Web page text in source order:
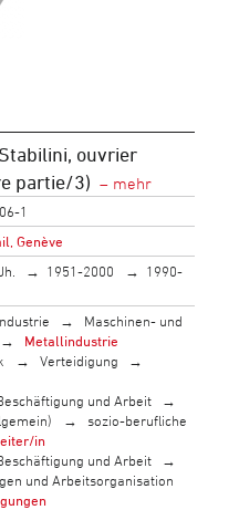
ouvrier
partie/3)
1
Genève
1951-2000
1990-
Maschinen- und
Metallindustrie
Verteidigung
und Arbeit
sozio-berufliche
in
und Arbeit
und Arbeitsorganisation